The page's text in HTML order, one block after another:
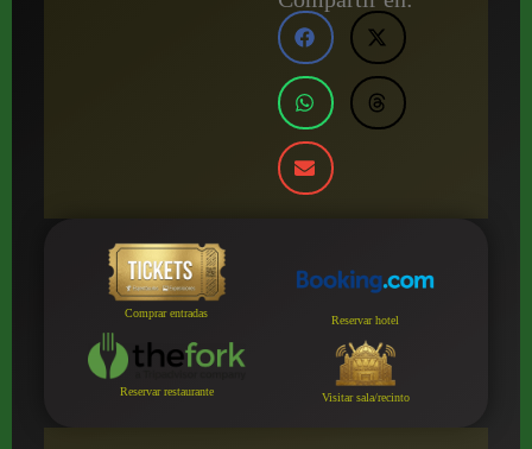
Comprar entradas
Reservar hotel
Reservar restaurante Visitar sala/recinto